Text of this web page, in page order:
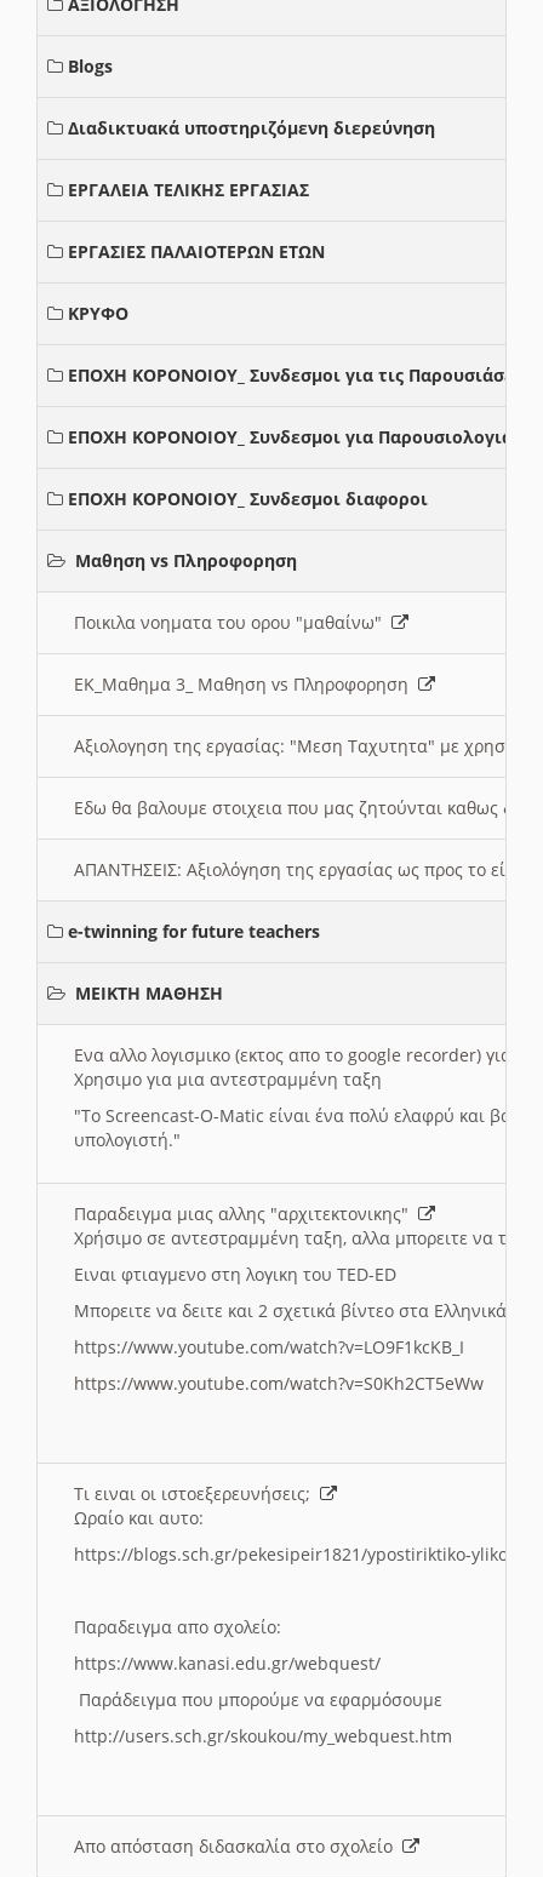
Blogs
Διαδικτυακά υποστηριζόμενη διερεύνηση
ΕΡΓΑΛΕΙΑ ΤΕΛΙΚΗΣ ΕΡΓΑΣΙΑΣ
ΕΡΓΑΣΙΕΣ ΠΑΛΑΙΟΤΕΡΩΝ ΕΤΩΝ
ΚΡΥΦΟ
ΕΠΟΧΗ ΚΟΡΟΝΟΙΟΥ_ Συνδεσμοι για τις Παρουσιάσεις
ΕΠΟΧΗ ΚΟΡΟΝΟΙΟΥ_ Συνδεσμοι για Παρουσιολογια
ΕΠΟΧΗ ΚΟΡΟΝΟΙΟΥ_ Συνδεσμοι διαφοροι
Μαθηση vs Πληροφορηση
Ποικιλα νοηματα του ορου "μαθαίνω"
ΕΚ_Μαθημα 3_ Μαθηση vs Πληροφορηση
Αξιολογηση της εργασίας: "Μεση Ταχυτητα" με χρηση
Εδω θα βαλουμε στοιχεια που μας ζητούνται καθως
ΑΠΑΝΤΗΣΕΙΣ: Αξιολόγηση της εργασίας ως προς το
e-twinning for future teachers
ΜΕΙΚΤΗ ΜΑΘΗΣΗ
Ενα αλλο λογισμικο (εκτος απο το google recorder) για
Χρησιμο για μια αντεστραμμένη ταξη
"To Screencast-O-Matic είναι ένα πολύ ελαφρύ και
υπολογιστή."
Παραδειγμα μιας αλλης "αρχιτεκτονικης"
Χρήσιμο σε αντεστραμμένη ταξη, αλλα μπορειτε να το
Ειναι φτιαγμενο στη λογικη του TED-ED
Μπορειτε να δειτε και 2 σχετικά βίντεο στα Ελληνικά:
https://www.youtube.com/watch?v=LO9F1kcKB_I
https://www.youtube.com/watch?v=S0Kh2CT5eWw
Τι ειναι οι ιστοεξερευνήσεις;
Ωραίο και αυτο:
https://blogs.sch.gr/pekesipeir1821/ypostiriktiko-yliko/
Παραδειγμα απο σχολείο:
https://www.kanasi.edu.gr/webquest/
Παράδειγμα που μπορούμε να εφαρμόσουμε
http://users.sch.gr/skoukou/my_webquest.htm
Απο απόσταση διδασκαλία στο σχολείο